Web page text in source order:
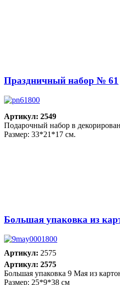
Праздничный набор № 61
Артикул: 2549
Подарочный набор в
Размер: 33*21*17 см.
Большая упаковка из
Артикул: 2575
Артикул: 2575
Большая упаковка 9 Мая из
Размер: 25*9*38 см